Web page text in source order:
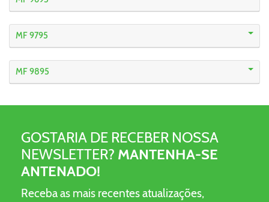
MF 9795
MF 9895
GOSTARIA DE RECEBER NOSSA
NEWSLETTER? MANTENHA-SE
ANTENADO!
Receba as mais recentes atualizações,